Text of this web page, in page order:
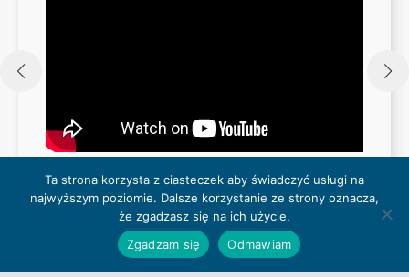
Jakość powietrza w Pułtusku
Ta strona korzysta z ciasteczek aby świadczyć usługi na
najwyższym poziomie. Dalsze korzystanie ze strony oznacza,
że zgadzasz się na ich użycie.
Zgadzam się
Odmawiam